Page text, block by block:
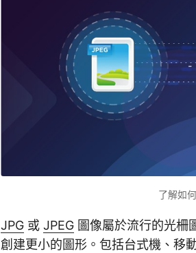
了解如
JPG 或 JPEG 圖像屬於流行的光柵
創建更小的圖形。包括台式機、移